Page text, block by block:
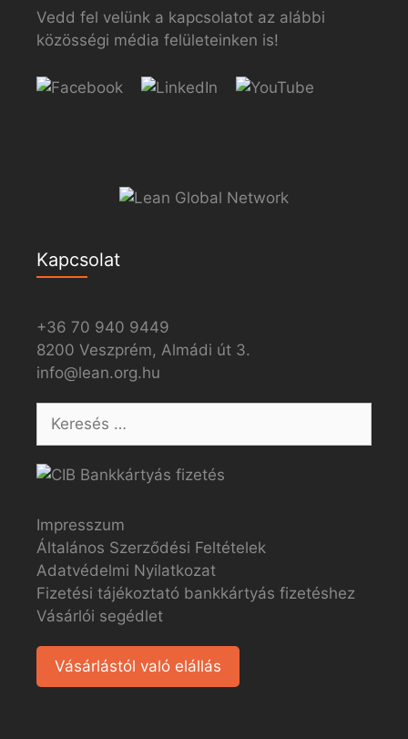
Vedd fel velünk a kapcsolatot az alábbi
közösségi média felületeinken is!
Kapcsolat
+36 70 940 9449
8200 Veszprém, Almádi út 3.
info@lean.org.hu
Impresszum
Általános Szerződési Feltételek
Adatvédelmi Nyilatkozat
Fizetési tájékoztató bankkártyás fizetéshez
Vásárlói segédlet
Vásárlástól való elállás